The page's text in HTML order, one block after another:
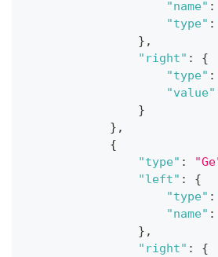
"name" :
"type" :
} ,
"right" :
{
"type" :
"value"
}
} ,
{
"type" :
"left" :
{
"type" :
"name" :
} ,
"right" :
{